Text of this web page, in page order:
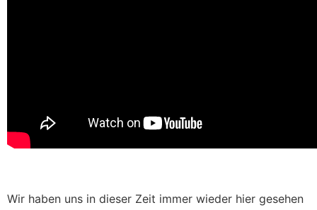
Wir haben uns in dieser Zeit immer wieder hier gesehen